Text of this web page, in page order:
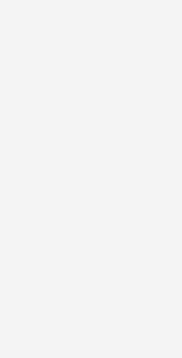
die dem
dürfen sich auf
Hansgrohe
wird das
und
und